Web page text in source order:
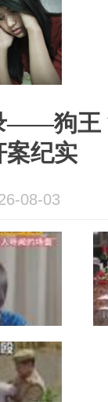
红光黑恶实力团伙连环
案‌纪实
08-03